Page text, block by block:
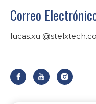
Correo
lucas.xu